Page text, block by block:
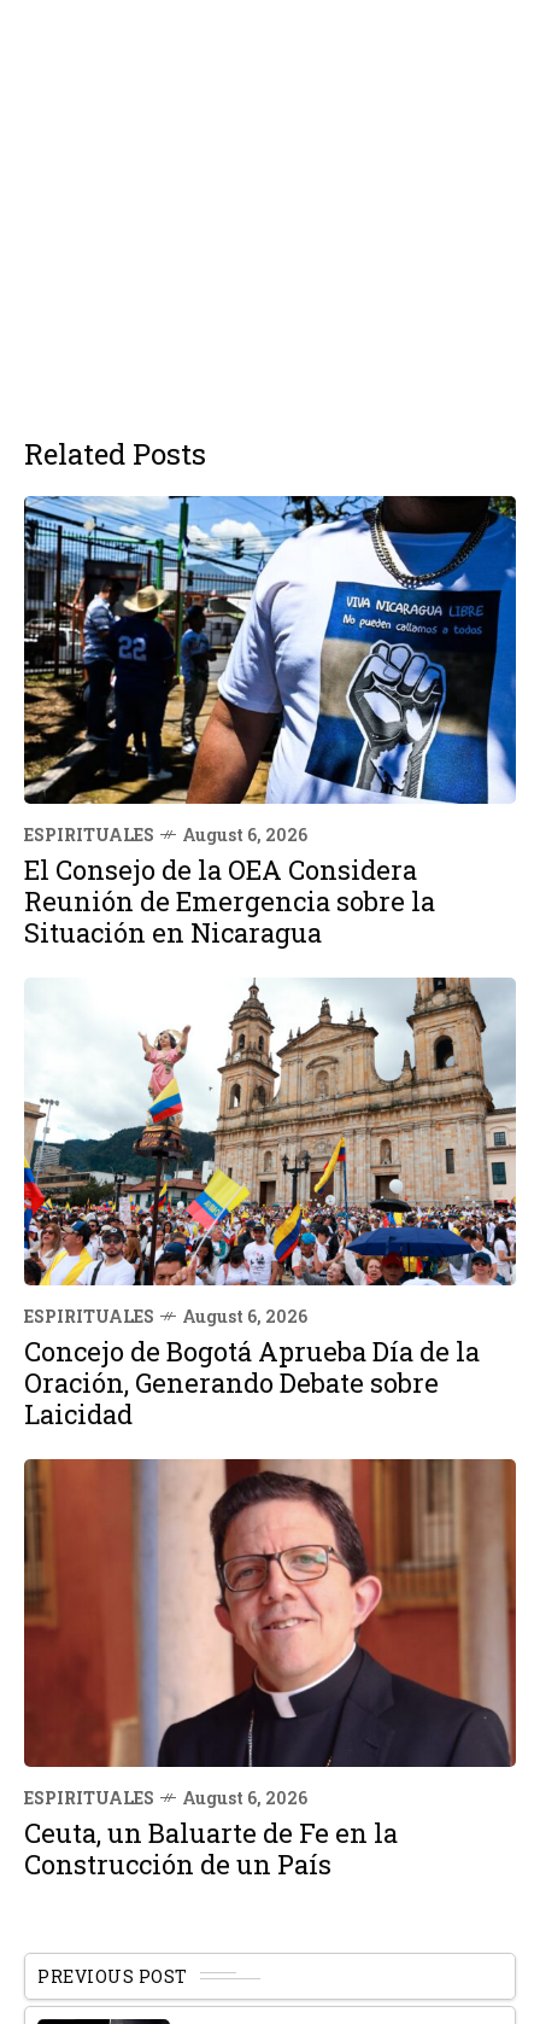
Related Posts
ESPIRITUALES August 6, 2026
El Consejo de la OEA Considera
Reunión de Emergencia sobre la
Situación en Nicaragua
ESPIRITUALES August 6, 2026
Concejo de Bogotá Aprueba Día de la
Oración, Generando Debate sobre
Laicidad
ESPIRITUALES August 6, 2026
Ceuta, un Baluarte de Fe en la
Construcción de un País
PREVIOUS POST